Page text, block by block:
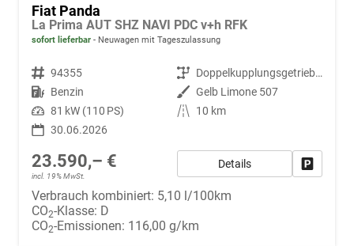
Fiat Panda
La Prima AUT SHZ NAVI PDC v+h RFK
sofort lieferbar Neuwagen mit Tageszulassung
Fahrzeugnr. 94355 Getriebe
Doppelkupplungsgetriebe (DSG)
Kraftstoff Benzin Außenfarbe Gelb Limone 507
Leistung 81 kW (110 PS) Kilometerstand
10 km
30.06.2026
23.590,– €
incl. 19% MwSt.
Details
Verbrauch kombiniert: 5,10 l/100km
CO2-Klasse: D
CO2-Emissionen: 116,00 g/km